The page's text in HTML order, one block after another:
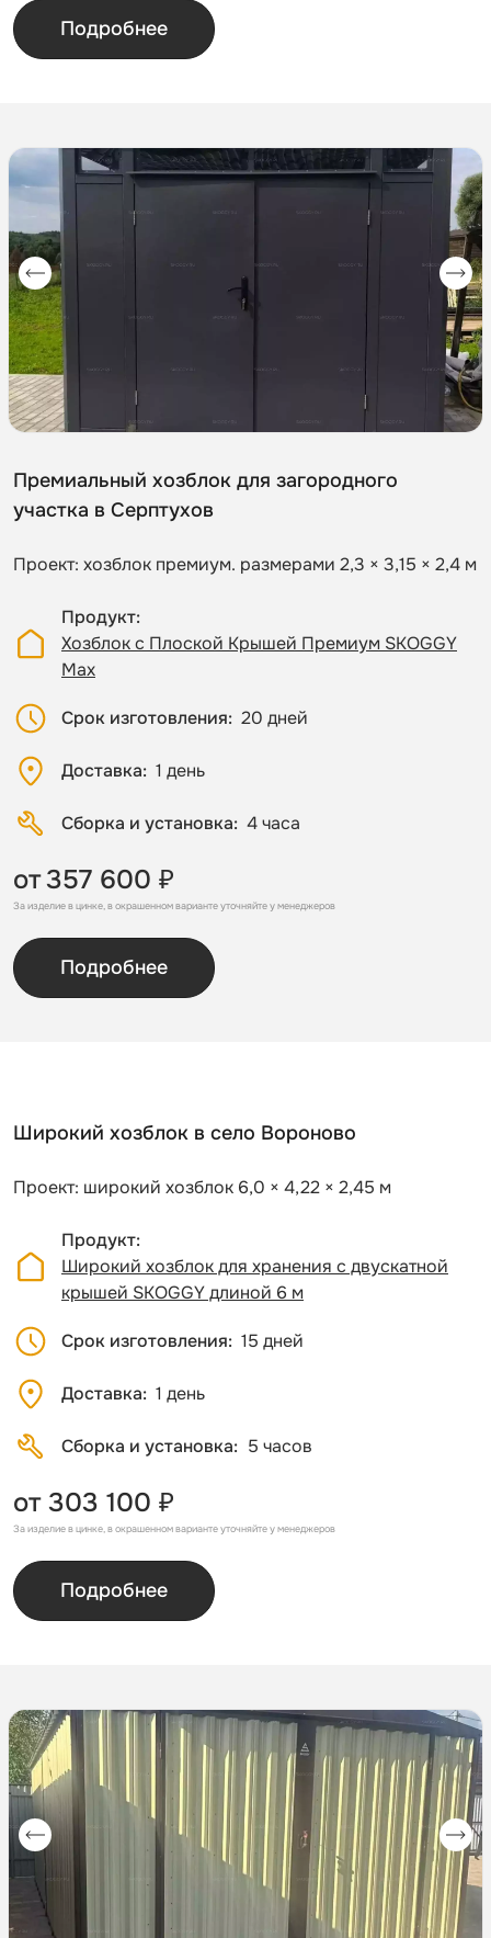
Подробнее
Премиальный хозблок для загородного
участка в Серптухов
Проект: хозблок премиум. размерами 2,3 × 3,15 × 2,4 м
Продукт
Хозблок с Плоской Крышей Премиум SKOGGY
Max
Срок изготовления 20 дней
Доставка 1 день
Сборка и установка 4 часа
от357 600 ₽
За изделие в цинке, в окрашенном варианте уточняйте у менеджеров
Подробнее
Широкий хозблок в село Вороново
Проект: широкий хозблок 6,0 × 4,22 × 2,45 м
Продукт
Широкий хозблок для хранения с двускатной
крышей SKOGGY длиной 6 м
Срок изготовления 15 дней
Доставка 1 день
Сборка и установка 5 часов
от 303 100 ₽
За изделие в цинке, в окрашенном варианте уточняйте у менеджеров
Подробнее